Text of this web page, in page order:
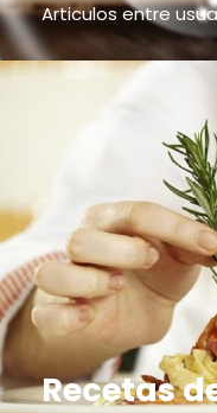
Articulos entre
Recetas